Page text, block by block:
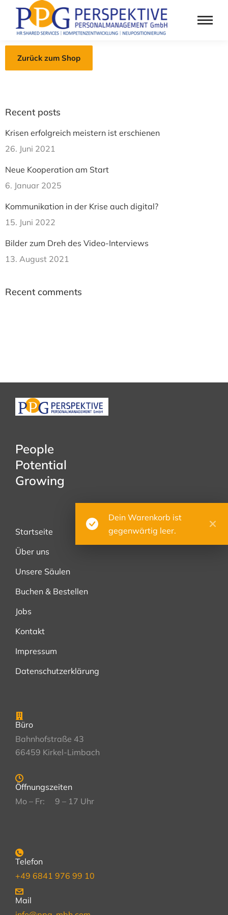
Dein Warenkorb ist
gegenwärtig leer.
Zurück zum Shop
Recent posts
Krisen erfolgreich meistern ist erschienen
26. Juni 2021
Neue Kooperation am Start
6. Januar 2025
Kommunikation in der Krise auch digital?​
15. Juni 2022
Bilder zum Dreh des Video-Interviews
13. August 2021
Recent comments
People
Potential
Growing
Startseite
Über uns
Unsere Säulen
Buchen & Bestellen
Jobs
Kontakt
Impressum
Datenschutzerklärung
Büro
Bahnhofstraße 43
66459 Kirkel-Limbach
Öffnungszeiten
Mo – Fr: 9 – 17 Uhr
Telefon
+49 6841 976 99 10
Mail